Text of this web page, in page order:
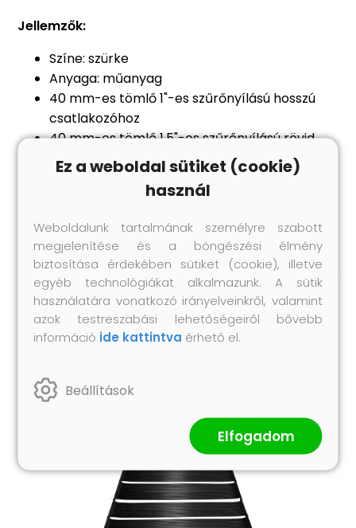
Jellemzők:
Színe: szürke
Anyaga: műanyag
40 mm-es tömlő 1"-es szűrőnyílású hosszú
csatlakozóhoz
40 mm-es tömlő 1,5"-es szűrőnyílású rövid
csatlakozóhoz
Univerzális, Intex és Bestway termékekhez
A csomag tartalma:
Hasonló termékek
Ez a weboldal sütiket (cookie)
használ
Weboldalunk tartalmának személyre szabott
megjelenítése és a böngészési élmény
biztosítása érdekében sütiket (cookie), illetve
egyéb technológiákat alkalmazunk. A sütik
használatára vonatkozó irányelveinkről, valamint
azok testreszabási lehetőségeiről bővebb
információ ide kattintva érhető el.
Beállítások
Elfogadom